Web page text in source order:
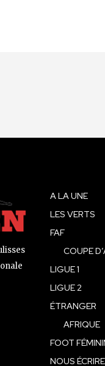
A LA UNE
LES VERTS
FAF
COUPE
LIGUE 1
LIGUE 2
ÉTRANGER
AFRIQUE
FOOT
NOUS ÉCRIRE